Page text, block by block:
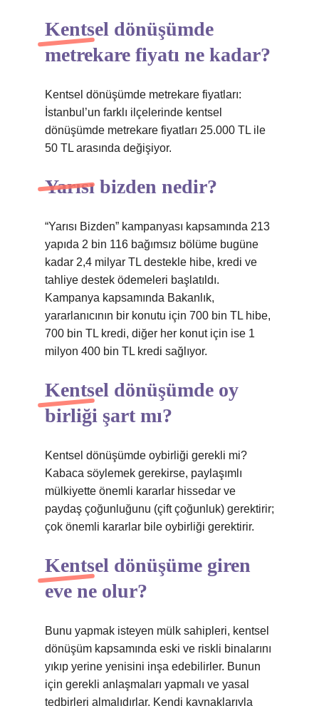
Kentsel dönüşümde
metrekare fiyatı ne kadar?
Kentsel dönüşümde metrekare fiyatları:
İstanbul’un farklı ilçelerinde kentsel
dönüşümde metrekare fiyatları 25.000 TL ile
50 TL arasında değişiyor.
Yarısı bizden nedir?
“Yarısı Bizden” kampanyası kapsamında 213
yapıda 2 bin 116 bağımsız bölüme bugüne
kadar 2,4 milyar TL destekle hibe, kredi ve
tahliye destek ödemeleri başlatıldı.
Kampanya kapsamında Bakanlık,
yararlanıcının bir konutu için 700 bin TL hibe,
700 bin TL kredi, diğer her konut için ise 1
milyon 400 bin TL kredi sağlıyor.
Kentsel dönüşümde oy
birliği şart mı?
Kentsel dönüşümde oybirliği gerekli mi?
Kabaca söylemek gerekirse, paylaşımlı
mülkiyette önemli kararlar hissedar ve
paydaş çoğunluğunu (çift çoğunluk) gerektirir;
çok önemli kararlar bile oybirliği gerektirir.
Kentsel dönüşüme giren
eve ne olur?
Bunu yapmak isteyen mülk sahipleri, kentsel
dönüşüm kapsamında eski ve riskli binalarını
yıkıp yerine yenisini inşa edebilirler. Bunun
için gerekli anlaşmaları yapmalı ve yasal
tedbirleri almalıdırlar. Kendi kaynaklarıyla